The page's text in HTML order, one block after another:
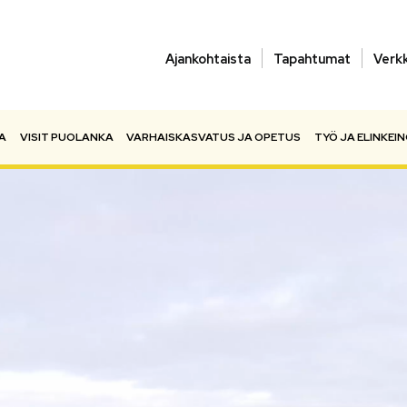
Ajankohtaista Tapahtumat
VISIT PUOLANKA VARHAISKASVATUS JA OPETUS TYÖ JA